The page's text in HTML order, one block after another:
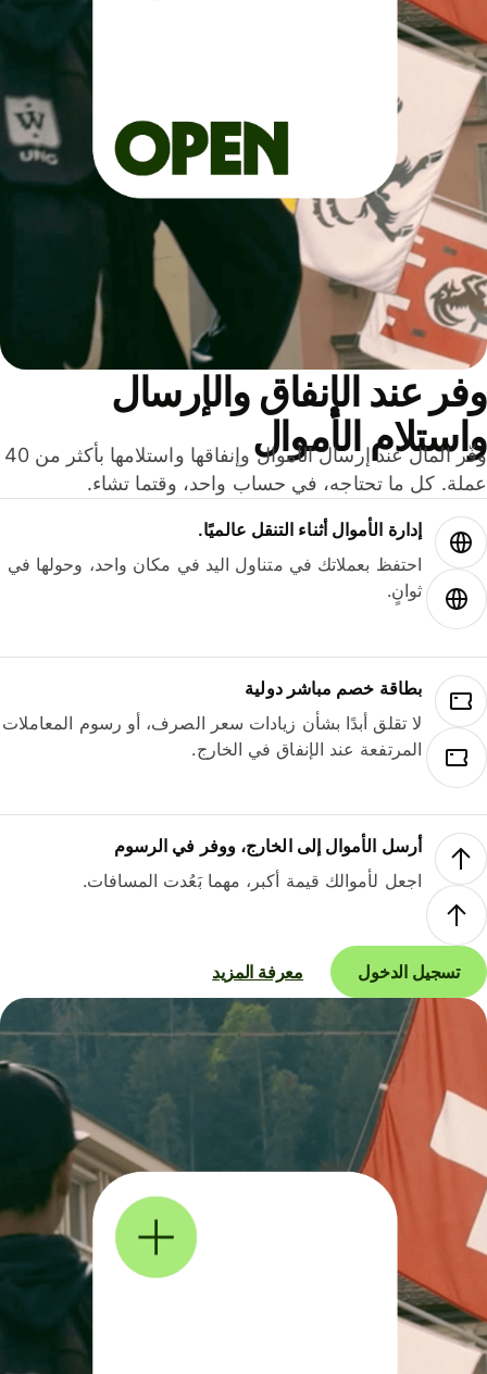
عند الإنفاق والإرسال
الأموال
وفّر المال عند إرسال الأموال وإنفاقها واستلامها بأكثر من 40
كل ما تحتاجه، في حساب واحد، وقتما تشاء.
إدارة الأموال أثناء التنقل عالميًا.
احتفظ بعملاتك في متناول اليد في مكان واحد، وحولها في
ثوانٍ.
بطاقة خصم مباشر دولية
لا تقلق أبدًا بشأن زيادات سعر الصرف، أو رسوم المعاملات
المرتفعة عند الإنفاق في الخارج.
أرسل الأموال إلى الخارج، ووفر في الرسوم
اجعل لأموالك قيمة أكبر، مهما بَعُدت المسافات.
تسجيل الدخول معرفة المزيد